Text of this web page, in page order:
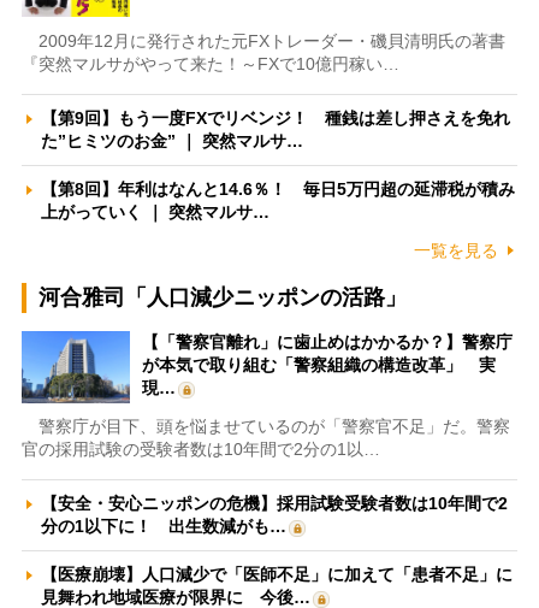
2009年12月に発行された元FXトレーダー・磯貝清明氏の著書
『突然マルサがやって来た！～FXで10億円稼い…
【第9回】もう一度FXでリベンジ！ 種銭は差し押さえを免れ
た”ヒミツのお金” ｜ 突然マルサ…
【第8回】年利はなんと14.6％！ 毎日5万円超の延滞税が積み
上がっていく ｜ 突然マルサ…
一覧を見る
河合雅司「人口減少ニッポンの活路」
【「警察官離れ」に歯止めはかかるか？】警察庁
が本気で取り組む「警察組織の構造改革」 実
現…
警察庁が目下、頭を悩ませているのが「警察官不足」だ。警察
官の採用試験の受験者数は10年間で2分の1以…
【安全・安心ニッポンの危機】採用試験受験者数は10年間で2
分の1以下に！ 出生数減がも…
【医療崩壊】人口減少で「医師不足」に加えて「患者不足」に
見舞われ地域医療が限界に 今後…